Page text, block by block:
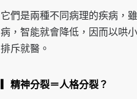
它們是兩種不同病理的疾病，
病，智能就會降低，因而以哄
排斥就醫。
▎精神分裂＝人格分裂？